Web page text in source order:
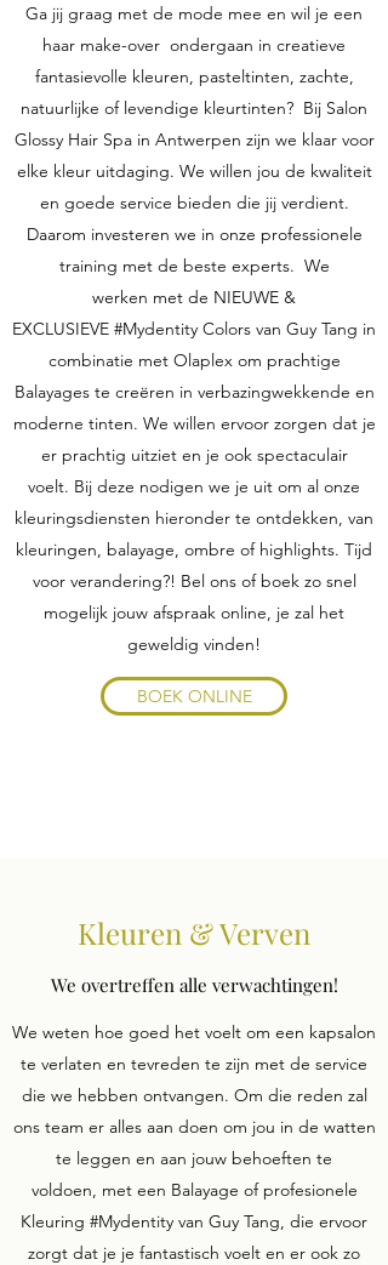
Ga jij graag met de mode mee en wil je een
haar make-over ondergaan in creatieve
fantasievolle kleuren, pasteltinten, zachte,
natuurlijke of levendige kleurtinten? Bij Salon
Glossy Hair Spa in Antwerpen zijn we klaar voor
elke kleur uitdaging. We willen jou de kwaliteit
en goede service bieden die jij verdient.
Daarom investeren we in onze professionele
training met de beste experts. We
werken met de NIEUWE &
EXCLUSIEVE #Mydentity Colors van Guy Tang in
combinatie met Olaplex om prachtige
Balayages te creëren in verbazingwekkende en
moderne tinten. We willen ervoor zorgen dat je
er prachtig uitziet en je ook spectaculair
voelt. Bij deze nodigen we je uit om al onze
kleuringsdiensten hieronder te ontdekken, van
kleuringen, balayage, ombre of highlights. Tijd
voor verandering?! Bel ons of boek zo snel
mogelijk jouw afspraak online, je zal het
geweldig vinden!
BOEK ONLINE
Kleuren & Verven
We overtreffen alle verwachtingen!
We weten hoe goed het voelt om een ​​kapsalon
te verlaten en tevreden te zijn met de service
die we hebben ontvangen. Om die reden zal
ons team er alles aan doen om jou in de watten
te leggen en aan jouw behoeften te
voldoen, met een Balayage of profesionele
Kleuring #Mydentity van Guy Tang, die ervoor
zorgt dat je je fantastisch voelt en er ook zo